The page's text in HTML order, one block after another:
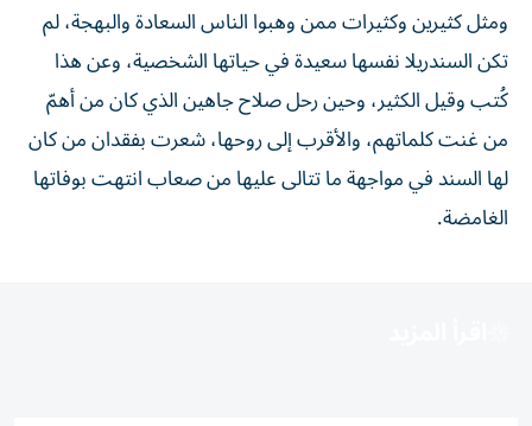
ومثل كثيرين وكثيرات ممن وهبوا الناس السعادة والبهجة، لم
تكن السندريلا نفسها سعيدة في حياتها الشخصية، وعن هذا
كُتب وقيل الكثير، وحين رحل صلاح جاهين الذي كان من أهمّ
من غنت كلماتهم، والأقرب إلى روحها، شعرت بفقدان من كان
لها السند في مواجهة ما تتالى عليها من صعاب انتهت بوفاتها
الغامضة.